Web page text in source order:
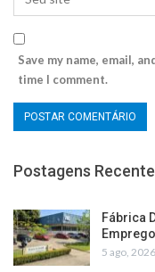
Save my name, email,
time I comment.
Postagens
Fábrica
5 ago, 2026